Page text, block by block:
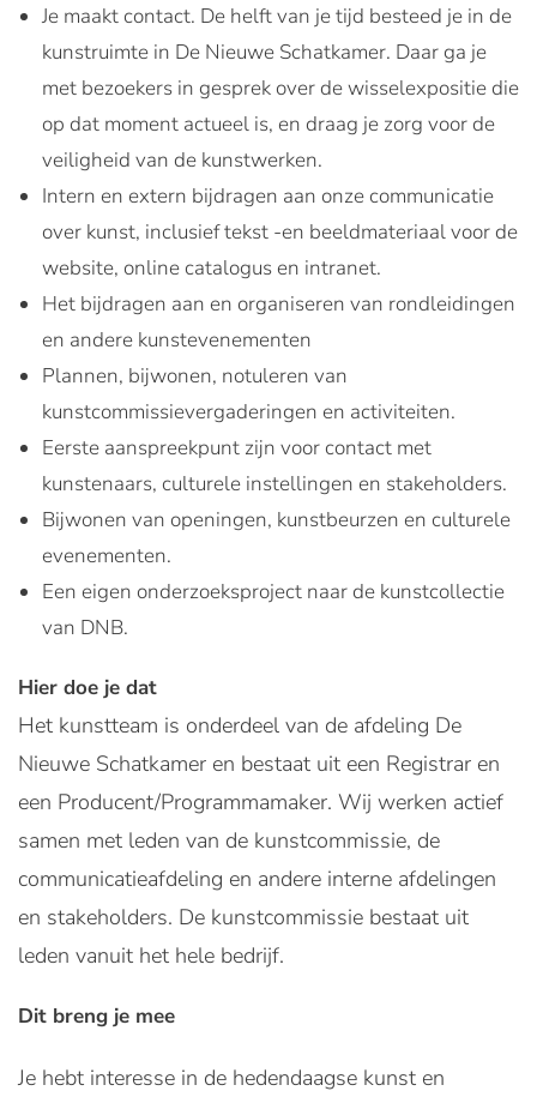
Je maakt contact. De helft van je tijd besteed je in de
kunstruimte in De Nieuwe Schatkamer. Daar ga je
met bezoekers in gesprek over de wisselexpositie die
op dat moment actueel is, en draag je zorg voor de
veiligheid van de kunstwerken.
Intern en extern bijdragen aan onze communicatie
over kunst, inclusief tekst -en beeldmateriaal voor de
website, online catalogus en intranet.
Het bijdragen aan en organiseren van rondleidingen
en andere kunstevenementen
Plannen, bijwonen, notuleren van
kunstcommissievergaderingen en activiteiten.
Eerste aanspreekpunt zijn voor contact met
kunstenaars, culturele instellingen en stakeholders.
Bijwonen van openingen, kunstbeurzen en culturele
evenementen.
Een eigen onderzoeksproject naar de kunstcollectie
van DNB.
Hier doe je dat
Het kunstteam is onderdeel van de afdeling De
Nieuwe Schatkamer en bestaat uit een Registrar en
een Producent/Programmamaker. Wij werken actief
samen met leden van de kunstcommissie, de
communicatieafdeling en andere interne afdelingen
en stakeholders. De kunstcommissie bestaat uit
leden vanuit het hele bedrijf.
Dit breng je mee
Je hebt interesse in de hedendaagse kunst en